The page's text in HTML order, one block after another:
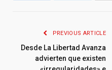
PREVIOUS ARTICLE
Desde La Libertad Avanza
advierten que existen